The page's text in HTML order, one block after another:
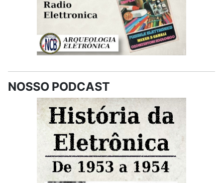
NOSSO PODCAST